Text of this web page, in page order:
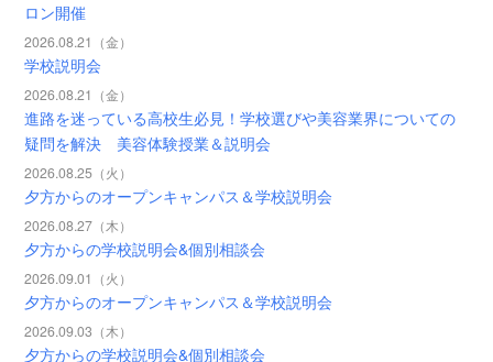
ロン開催
2026.08.21（金）
学校説明会
2026.08.21（金）
進路を迷っている高校生必見！学校選びや美容業界についての
疑問を解決 美容体験授業＆説明会
2026.08.25（火）
夕方からのオープンキャンパス＆学校説明会
2026.08.27（木）
夕方からの学校説明会&個別相談会
2026.09.01（火）
夕方からのオープンキャンパス＆学校説明会
2026.09.03（木）
夕方からの学校説明会&個別相談会